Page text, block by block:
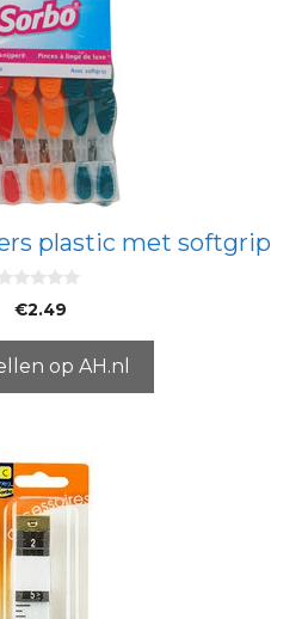
plastic met softgrip
€2.49
op AH.nl